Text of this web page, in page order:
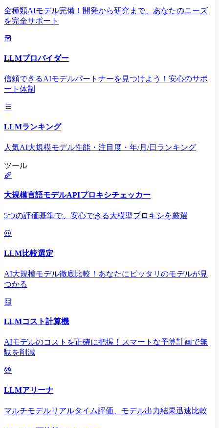
全種類AIモデル完備！開発から研究まで、あなたのニーズ
を完全サポート
LLMプロバイダー
信頼できるAIモデルパートナーを見つけよう！安心のサポ
ート体制
LLMランキング
人気AI大規模モデル性能・注目度・年/月/日ランキング
ツール
大規模言語モデルAPIプロキシチェッカー
5つの評価基準で、安心できる大模型プロキシを厳選
LLM比較選定
AI大規模モデル徹底比較！あなたにピッタリのモデルが見
つかる
LLMコスト計算機
AIモデルのコストを正確に把握！スマートな予算計画で無
駄を削減
LLMアリーナ
マルチモデルリアルタイム評価、モデル出力結果迅速比較